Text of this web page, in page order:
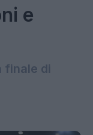
e
finale di